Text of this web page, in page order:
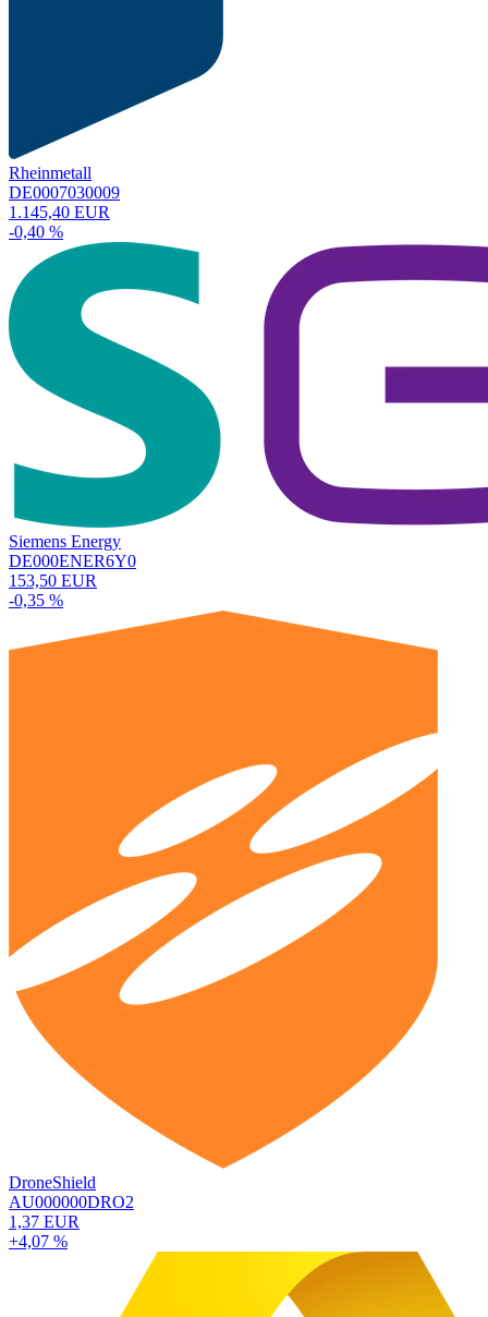
Rheinmetall
DE0007030009
1.145,40 EUR
-0,40 %
Siemens Energy
DE000ENER6Y0
153,50 EUR
-0,35 %
DroneShield
AU000000DRO2
1,37 EUR
+4,07 %